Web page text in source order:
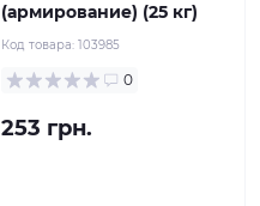
(армирование) (25 кг)
Код товара: 103985
0
253 грн.